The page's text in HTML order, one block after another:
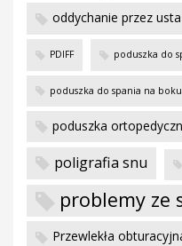
oddychanie przez usta
PDIFF poduszka do
poduszka do spania na boku
poduszka
poligrafia snu
problemy ze
Przewlekła